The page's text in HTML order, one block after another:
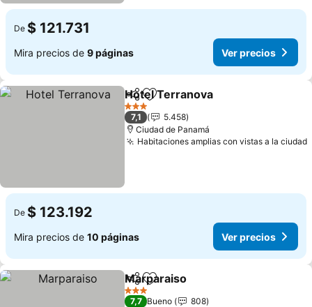
De $ 121.731
Mira precios de 9 páginas Ver precios
CompartirAgregar a favoritos
Hotel Terranova
3 Estrellas
7,1
5.458
Ciudad de Panamá
Habitaciones amplias con vistas a la ciudad
De $ 123.192
Mira precios de 10 páginas Ver precios
CompartirAgregar a favoritos
Marparaiso
3 Estrellas
7,7 Bueno
808